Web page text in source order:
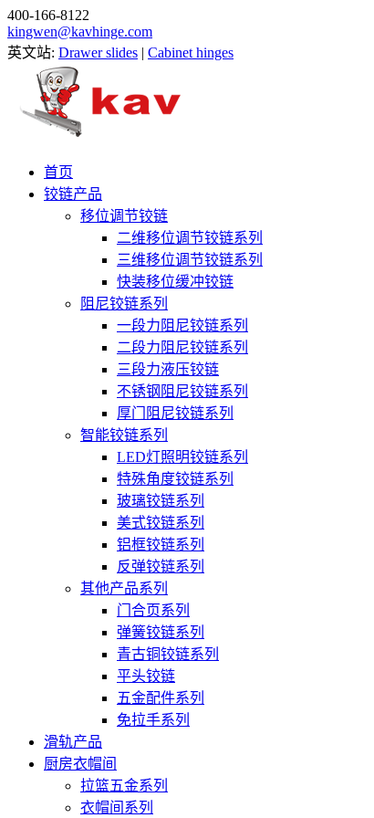
400-166-8122
kingwen@kavhinge.com
英文站: Drawer slides | Cabinet hinges
首页
铰链产品
移位调节铰链
二维移位调节铰链系列
三维移位调节铰链系列
快装移位缓冲铰链
阻尼铰链系列
一段力阻尼铰链系列
二段力阻尼铰链系列
三段力液压铰链
不锈钢阻尼铰链系列
厚门阻尼铰链系列
智能铰链系列
LED灯照明铰链系列
特殊角度铰链系列
玻璃铰链系列
美式铰链系列
铝框铰链系列
反弹铰链系列
其他产品系列
门合页系列
弹簧铰链系列
青古铜铰链系列
平头铰链
五金配件系列
免拉手系列
滑轨产品
厨房衣帽间
拉篮五金系列
衣帽间系列